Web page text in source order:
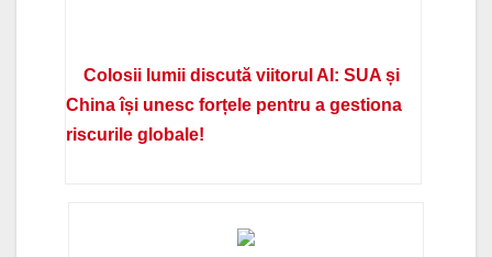
Colosii lumii discută viitorul AI: SUA și
China își unesc forțele pentru a gestiona
riscurile globale!